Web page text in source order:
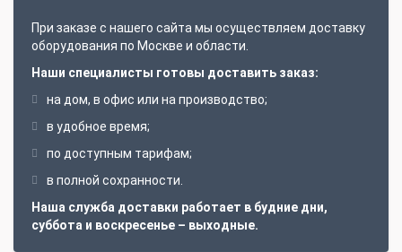
При заказе с нашего сайта мы осуществляем доставку
оборудования по Москве и области.
Наши специалисты готовы доставить заказ:
на дом, в офис или на производство;
в удобное время;
по доступным тарифам;
в полной сохранности.
Наша служба доставки работает в будние дни,
суббота и воскресенье – выходные.